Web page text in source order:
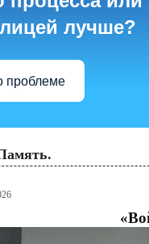
лучше?
проблеме